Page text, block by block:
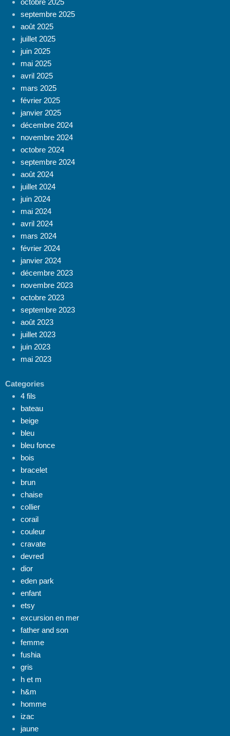
octobre 2025
septembre 2025
août 2025
juillet 2025
juin 2025
mai 2025
avril 2025
mars 2025
février 2025
janvier 2025
décembre 2024
novembre 2024
octobre 2024
septembre 2024
août 2024
juillet 2024
juin 2024
mai 2024
avril 2024
mars 2024
février 2024
janvier 2024
décembre 2023
novembre 2023
octobre 2023
septembre 2023
août 2023
juillet 2023
juin 2023
mai 2023
Categories
4 fils
bateau
beige
bleu
bleu fonce
bois
bracelet
brun
chaise
collier
corail
couleur
cravate
devred
dior
eden park
enfant
etsy
excursion en mer
father and son
femme
fushia
gris
h et m
h&m
homme
izac
jaune